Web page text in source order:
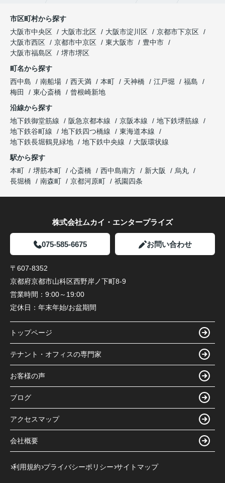
市区町村から探す
大阪市中央区
大阪市北区 大阪市淀川区
京都市下京区
大阪市西区
京都市中京区 東大阪市
豊中市
大阪市福島区
堺市堺区
町名から探す
西中島
南船場 西天満 本町 天神橋 江戸堀
福島
梅田
東心斎橋
曾根崎新地
沿線から探す
地下鉄御堂筋線
阪急京都本線 京阪本線
地下鉄堺筋線
地下鉄谷町線
地下鉄四つ橋線
東海道本線
地下鉄長堀鶴見緑地
地下鉄中央線
大阪環状線
駅から探す
本町
堺筋本町 心斎橋 西中島南方 新大阪
烏丸
長堀橋
南森町 京都河原町 祇園四条
株式会社ムカイ・エンタープライズ
075-585-6675 お問い合わせ
〒607-8352
京都府京都市山科区西野岸ノ下町8-9
営業時間： 9:00～19:00
定休日： 年末年始/お盆期間
トップページ
テナント・オフィスの専門家
お客様の声
ブログ
アクセスマップ
会社概要
利用規約 プライバシーポリシー サイトマップ